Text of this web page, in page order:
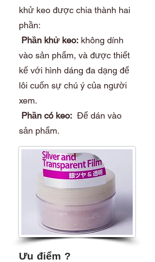
khử keo được chia thành hai
phần:
Phần khử keo: không dính
vào sản phẩm, và được thiết
kế với hình dáng đa dạng để
lôi cuốn sự chú ý của người
xem.
Phần có keo: Để dán vào
sản phẩm.
Ưu điểm ?